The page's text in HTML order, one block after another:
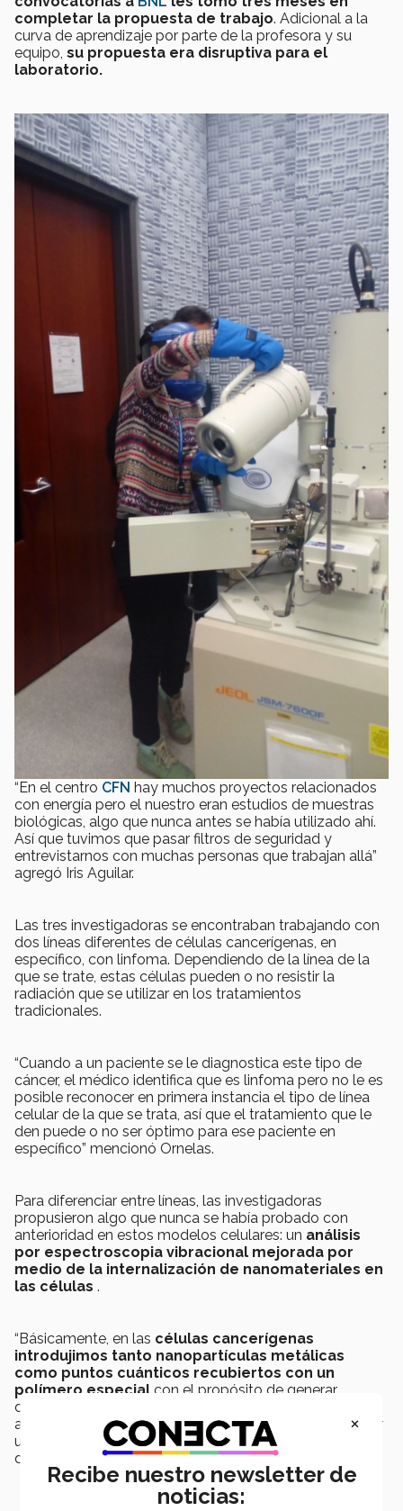
completar la propuesta de trabajo. Adicional a la
curva de aprendizaje por parte de la profesora y su
equipo, su propuesta era disruptiva para el
laboratorio.
“En el centro CFN hay muchos proyectos relacionados
con energía pero el nuestro eran estudios de muestras
biológicas, algo que nunca antes se había utilizado ahí.
Así que tuvimos que pasar filtros de seguridad y
entrevistarnos con muchas personas que trabajan allá”
agregó Iris Aguilar.
Las tres investigadoras se encontraban trabajando con
dos líneas diferentes de células cancerígenas, en
específico, con linfoma. Dependiendo de la línea de la
que se trate, estas células pueden o no resistir la
radiación que se utilizar en los tratamientos
tradicionales.
“Cuando a un paciente se le diagnostica este tipo de
cáncer, el médico identifica que es linfoma pero no le es
posible reconocer en primera instancia el tipo de línea
celular de la que se trata, así que el tratamiento que le
den puede o no ser óptimo para ese paciente en
específico” mencionó Ornelas.
Para diferenciar entre líneas, las investigadoras
propusieron algo que nunca se había probado con
anterioridad en estos modelos celulares: un análisis
por espectroscopia vibracional mejorada por
medio de la internalización de nanomateriales en
las células .
“Básicamente, en las células cancerígenas
introdujimos tanto nanopartículas metálicas
como puntos cuánticos recubiertos con un
polímero especial con el propósito de generar
diferencias significativas al momento de realizar el
análisis espectroscópicos con la finalidad de desarrollar
un método de diagnóstico rápido, el proceso puede
durar tan solo unos cuantos minutos” agregó Ornelas.
×
Recibe nuestro newsletter de
noticias: